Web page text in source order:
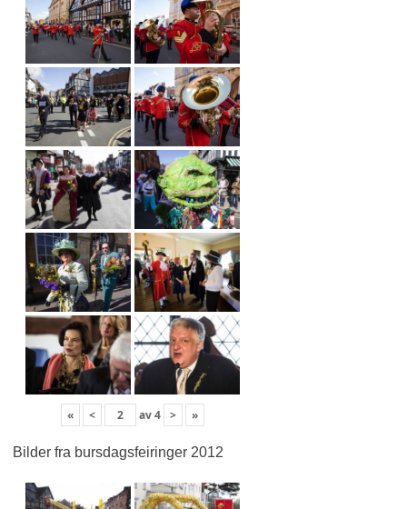
« < av4 > »
Bilder fra bursdagsfeiringer 2012